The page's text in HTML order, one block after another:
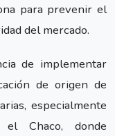
para prevenir el
del mercado.
de implementar
de origen de
especialmente
el Chaco, donde